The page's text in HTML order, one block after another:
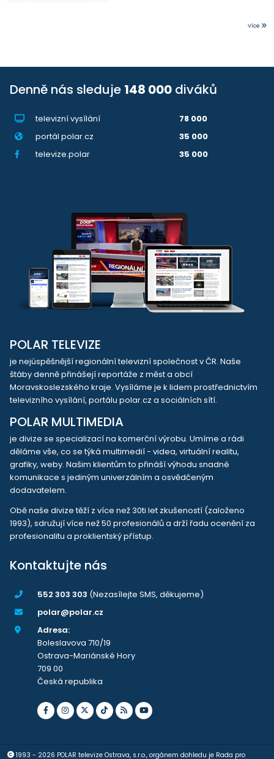
Více
Denně nás sleduje 148 000 diváků
televizní vysílání
78 000
portál polar.cz
35 000
televize.polar
35 000
POLAR TELEVIZE
je nejúspěšnější regionální televizní společnost v ČR. Naše
štáby denně přinášejí reportáže z měst a obcí
Moravskoslezského kraje. Vysíláme je k lidem prostřednictvím
televizního vysílání, portálu polar.cz a sociálních sítí.
POLAR MULTIMEDIA
je divize se specializací na komerční výrobu. Umíme a rádi
děláme vše, co se týká multimedií - videa, virtuální realitu,
grafiky, weby. Našim klientům to přináší výhodu snadné
komunikace s jediným univerzálním a osvědčeným
dodavatelem.
Obě naše divize těží z více než 30ti let zkušeností (založeno
1993), sdružují více než 50 profesionálů a drží řadu ocenění za
profesionalitu a proklientský přístup.
Kontaktujte nás
552 303 303 (Nezasílejte SMS, děkujeme)
polar@polar.cz
Adresa:
Boleslavova 710/19
Ostrava-Mariánské Hory
709 00
Česká republika
1993 - 2026 POLAR televize Ostrava, s.r.o., orgánem dohledu je Rada pro